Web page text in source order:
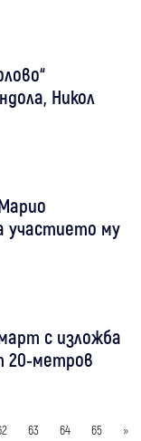
Никол
участието му
с изложба
20-метров
63 64 65 »